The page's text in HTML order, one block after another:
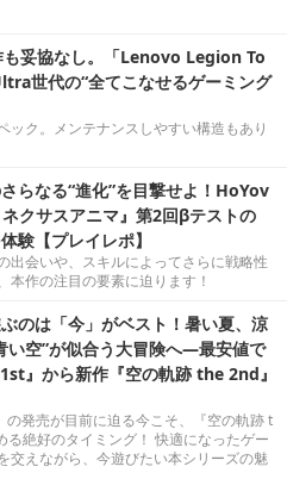
妥協なし。「Lenovo Legion To
世代の“全てこなせるゲーミング
ック。メンテナンスしやすい構造もあり
らなる“進化”を目撃せよ！HoYov
クサスアニマ』第2回βテストの
験【プレイレポ】
出会いや、スキルによってさらに戦略性
本作の注目の要素に迫ります！
ぶのは「今」がベスト！暑い夏、涼
い空”が似合う大冒険へ―最安値で
』から新作『空の軌跡 the 2nd』
の発売が目前に迫る今こそ、『空の軌跡 t
る絶好のタイミング！ 快適になったゲー
交えながら、今遊びたい本シリーズの魅